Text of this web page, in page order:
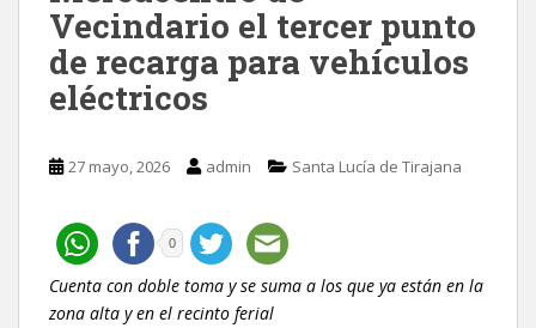
Vecindario el tercer punto
de recarga para vehículos
eléctricos
27 mayo, 2026 admin Santa Lucía de Tirajana
0
Cuenta con doble toma y se suma a los que ya están en la
zona alta y en el recinto ferial